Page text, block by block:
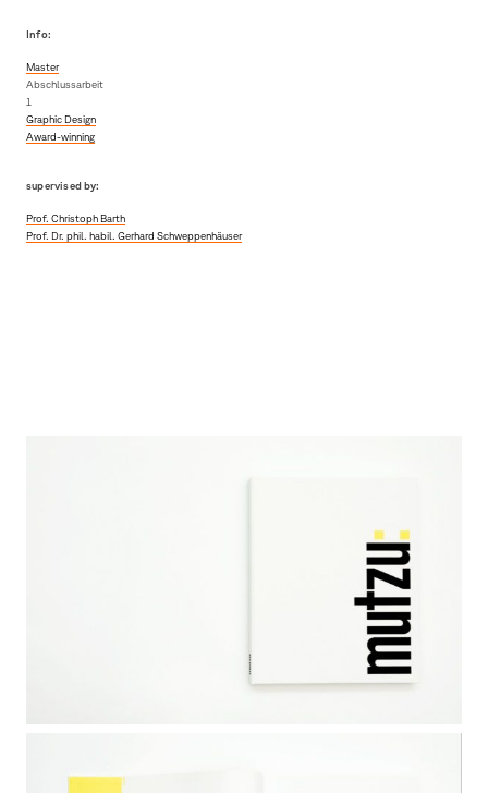
Info:
Master
Abschlussarbeit
1
Graphic Design
Award-winning
supervised by:
Prof. Christoph Barth
Prof. Dr. phil. habil. Gerhard Schweppenhäuser